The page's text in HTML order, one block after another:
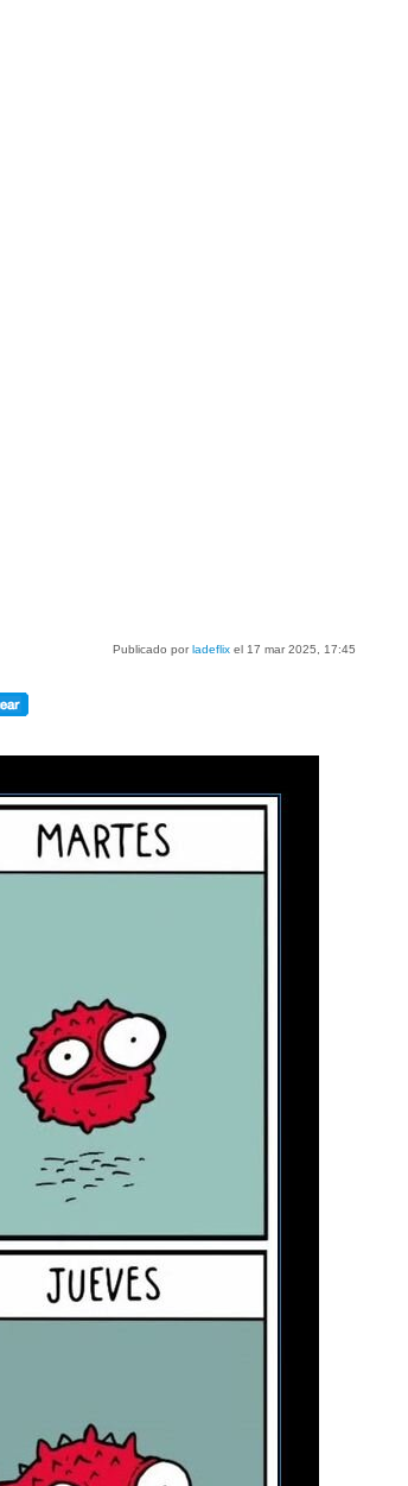
Publicado porladeflix el 17 mar 2025, 17:45